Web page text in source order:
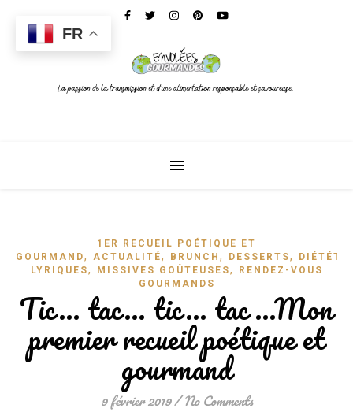
1ER RECUEIL POÉTIQUE ET
GOURMAND, ACTUALITÉ, BRUNCH , DESSERTS,
LYRIQUES, MISSIVES GOÛTEUSES,
RENDEZ-VOUS
GOURMANDS
Tic… tac… tic… tac …Mon
premier recueil poétique et
gourmand
9 février 2019/No Comments
FR